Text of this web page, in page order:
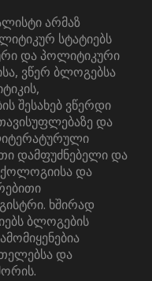
არმაზ
სტატიებს
და პოლიტიკური
ვწერ ბლოგებსა
შესახებ ვწერდი
და
დამფუძნებელი და
და
ხშირად
ბლოგების
და